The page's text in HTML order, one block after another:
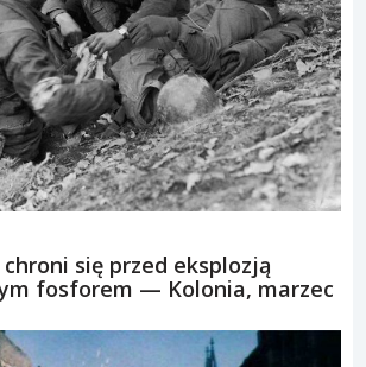
chroni się przed eksplozją
fosforem — Kolonia, marzec